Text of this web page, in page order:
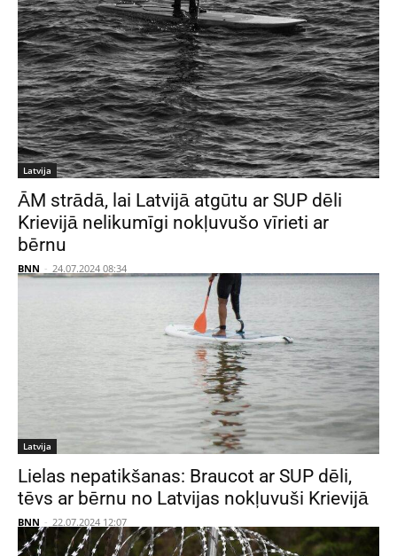
Latvija
ĀM strādā, lai Latvijā atgūtu ar SUP dēli
Krievijā nelikumīgi nokļuvušo vīrieti ar
bērnu
BNN - 24.07.2024 08:34
Latvija
Lielas nepatikšanas: Braucot ar SUP dēli,
tēvs ar bērnu no Latvijas nokļuvuši Krievijā
BNN - 22.07.2024 12:07